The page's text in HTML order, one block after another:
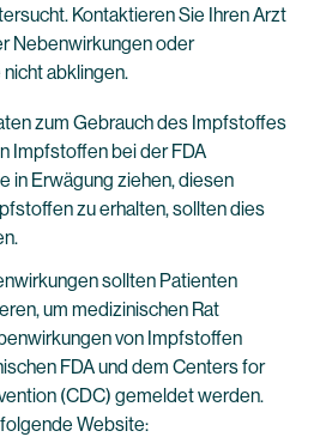
Kontaktieren Sie Ihren Arzt
Nebenwirkungen oder
abklingen.
zum Gebrauch des Impfstoffes
Impfstoffen bei der FDA
in Erwägung ziehen, diesen
zu erhalten, sollten dies
sollten Patienten
um medizinischen Rat
von Impfstoffen
FDA und dem Centers for
(CDC) gemeldet werden.
Website: